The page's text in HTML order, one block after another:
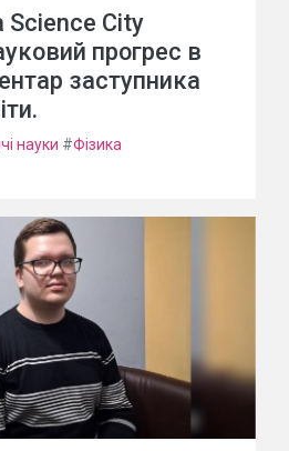
Science City
прогрес в
заступника
науки #Фізика